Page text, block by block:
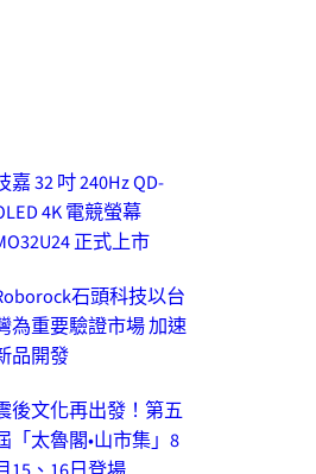
嘉 32 吋 240Hz QD-
4K 電競螢幕
正式上市
石頭科技以台
為重要驗證市場 加速
品開發
後文化再出發！第五
「太魯閣•山市集」8